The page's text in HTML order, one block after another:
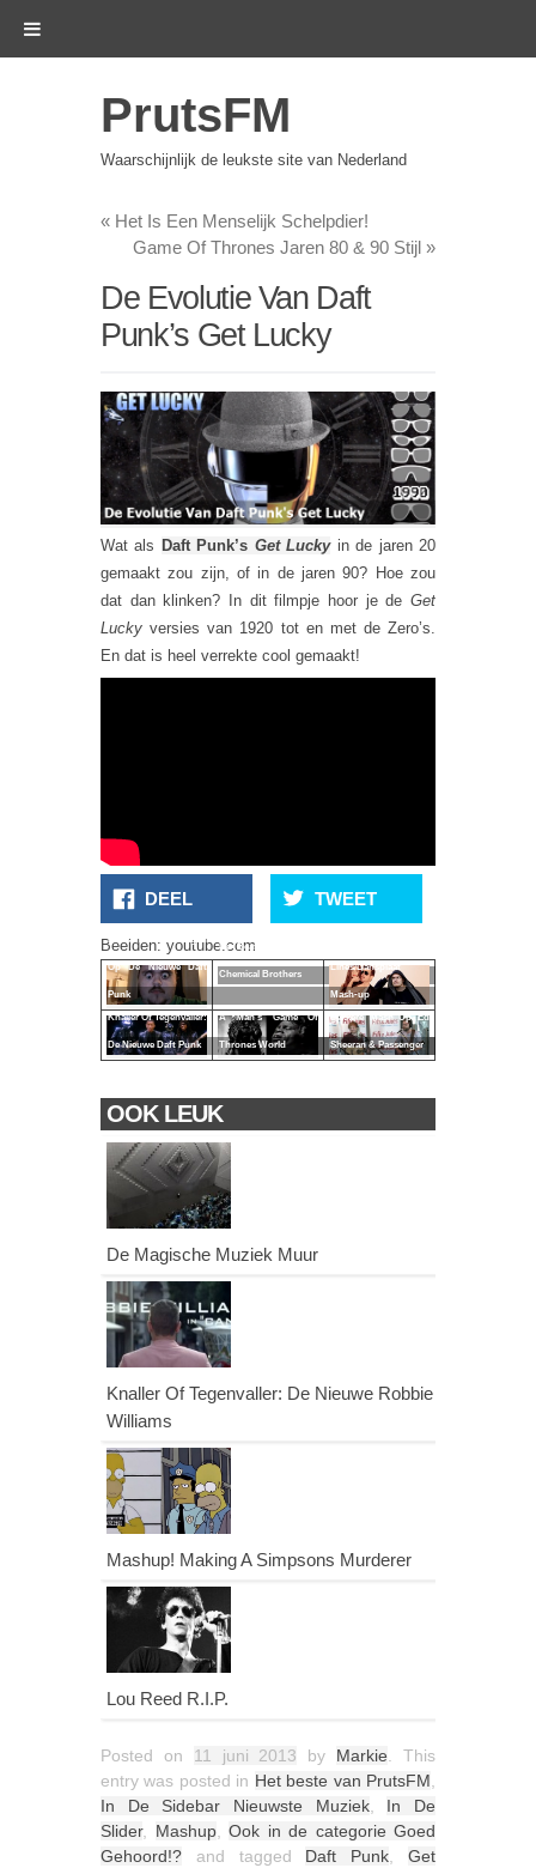
PrutsFM
Waarschijnlijk de leukste site van Nederland
« Het Is Een Menselijk Schelpdier!
Game Of Thrones Jaren 80 & 90 Stijl »
De Evolutie Van Daft
Punk’s Get Lucky
Wat als Daft Punk’s Get Luckyin de jaren 20
gemaakt zou zijn, of in de jaren 90? Hoe zou
dat dan klinken? In dit filmpje hoor je de Get
Lucky versies van 1920 tot en met de Zero’s.
En dat is heel verrekte cool gemaakt!
DEEL TWEET
Beelden: youtube.com
Dansen Met Je Ogen
Op De Nieuwe Daft
Punk
De Beatles Doen De
Chemical Brothers
Lines/Dansplaat
Mash-up
Knaller Of Tegenvaller:
De Nieuwe Daft Punk
A Man's Game Of
Thrones World
Lekkere Mash Up Ed
Sheeran & Passenger
OOK LEUK
De Magische Muziek Muur
Knaller Of Tegenvaller: De Nieuwe Robbie
Williams
Mashup! Making A Simpsons Murderer
Lou Reed R.I.P.
Posted on 11 juni 2013 by Markie . This
entry was posted in Het beste van PrutsFM
In De Sidebar Nieuwste Muziek, In De
Slider, Mashup, Ook in de categorie Goed
Gehoord!? and tagged Daft Punk ,Get